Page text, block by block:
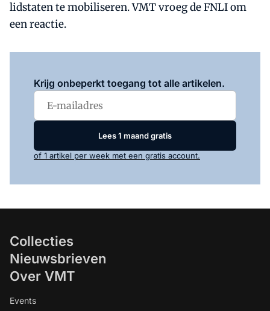
lidstaten te mobiliseren. VMT vroeg de FNLI om
een reactie.
Krijg onbeperkt toegang tot alle artikelen.
Lees 1 maand gratis
of 1 artikel per week met een gratis account.
Collecties
Nieuwsbrieven
Over VMT
Events